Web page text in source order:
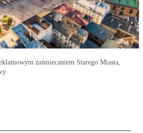
zaśmiecaniem Starego Miasta,